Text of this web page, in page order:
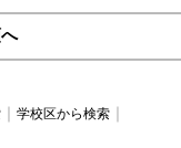
学校区から検索